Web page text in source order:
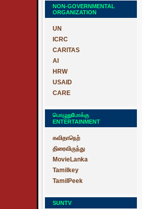
NON-GOVERNMENTAL
ORGANIZATION
UN
ICRC
CARITAS
AI
HRW
USAID
CARE
பொழுதுபோக்கு
ENTERTAINMENT
கவிதாநெற்
திரைவிருந்து
MovieLanka
Tamilkey
TamilPeek
SUNTV